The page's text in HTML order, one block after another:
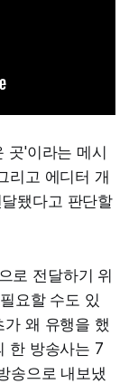
곳'이라는 메시
리고 에디터 개
됐다고 판단할
로 전달하기 위
요할 수도 있
왜 유행을 했
한 방송사는 7
송으로 내보냈